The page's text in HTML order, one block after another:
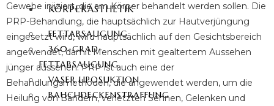
KÖRPERÄSTHETIK
FETTABSAUGUNG
360-GRAD-
FETTABSAUGUNG
VASER LIPOSUKTION
BAUCHDECKENSTRAFFUNG
Gewebe injiziert, die am Körper behandelt werden sollen. Die
PRP-Behandlung, die hauptsächlich zur Hautverjüngung
eingesetzt wird, wird hauptsächlich auf den Gesichtsbereich
angewendet, damit Menschen mit gealtertem Aussehen
jünger aussehen. PRP ist auch eine der
Behandlungsmethoden, die angewendet werden, um die
Heilung von Bändern, verletzten Sehnen, Gelenken und